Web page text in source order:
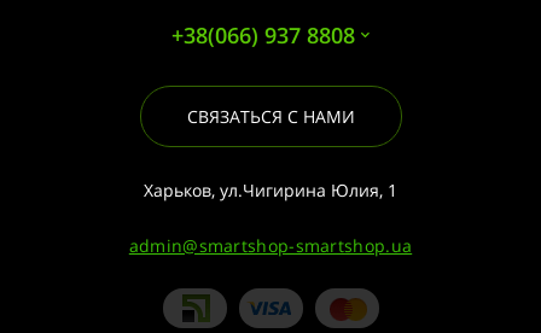
+38(066) 937 8808
СВЯЗАТЬСЯ С НАМИ
Харьков, ул.Чигирина Юлия, 1
admin@smartshop-smartshop.ua